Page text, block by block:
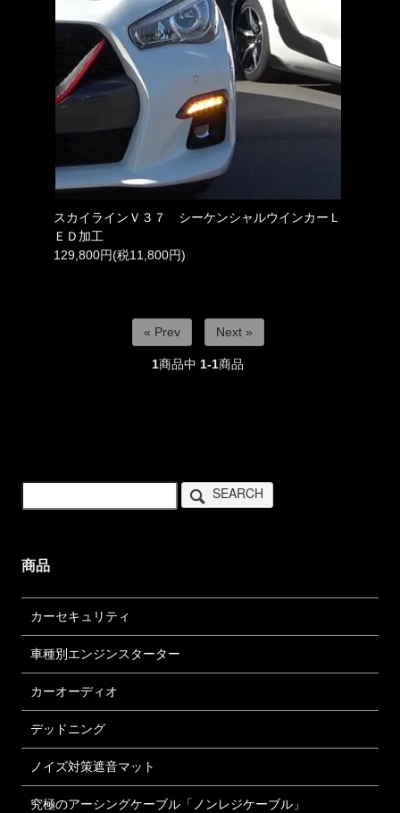
スカイラインＶ３７ シーケンシャルウインカーＬ
ＥＤ加工
129,800円(税11,800円)
« Prev Next »
1商品中 1-1商品
SEARCH
商品
カーセキュリティ
車種別エンジンスターター
カーオーディオ
デッドニング
ノイズ対策遮音マット
究極のアーシングケーブル「ノンレジケーブル」